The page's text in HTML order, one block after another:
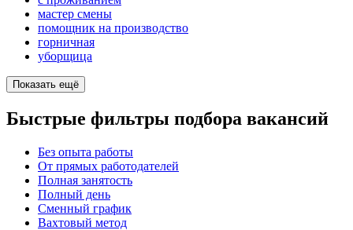
мастер смены
помощник на производство
горничная
уборщица
Показать ещё
Быстрые фильтры подбора вакансий
Без опыта работы
От прямых работодателей
Полная занятость
Полный день
Сменный график
Вахтовый метод